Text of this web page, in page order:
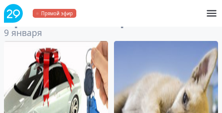
Прямой эфир
Архивза 9 января 2020
9 января